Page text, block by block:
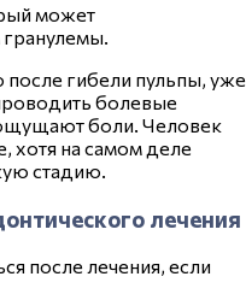
может
после гибели пульпы, уже
болевые
боли. Человек
хотя на самом деле
стадию.
лечения
после лечения, если